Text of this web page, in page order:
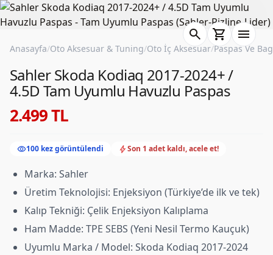
search shopping_cart menu
Anasayfa/Oto Aksesuar & Tuning/Oto İç Aksesuar/Paspas Ve
Sahler Skoda Kodiaq 2017-2024+ /
4.5D Tam Uyumlu Havuzlu Paspas
2.499 TL
visibility100 kez görüntülendi boltSon 1 adet kaldı, acele et!
Marka: Sahler
Üretim Teknolojisi: Enjeksiyon (Türkiye’de ilk ve tek)
Kalıp Tekniği: Çelik Enjeksiyon Kalıplama
Ham Madde: TPE SEBS (Yeni Nesil Termo Kauçuk)
Uyumlu Marka / Model: Skoda Kodiaq 2017-2024